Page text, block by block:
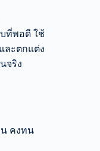
ที่พอดี ใช้
ละตกแต่ง
จริง
คงทน